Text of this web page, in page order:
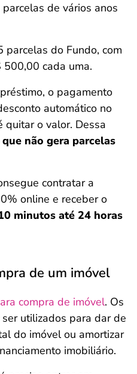
de vários anos
parcelas do Fundo, com
cada uma.
o pagamento
automático no
quitar o valor. Dessa
não gera parcelas
contratar a
online e receber o
minutos até 24 horas
de um imóvel
compra de imóvel. Os
utilizados para dar de
do imóvel ou amortizar
imobiliário.